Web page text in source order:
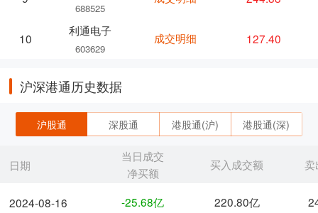
688525
10
利通电子
603629
成交明细 127.40
沪深港通历史数据
沪股通 深股通 港股通(沪) 港股通(深)
日期
2024-08-16
当日成交
净买额
买入成交额 卖
-25.68亿 220.80亿